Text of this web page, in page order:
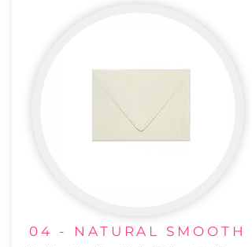
04 - NATURAL SMOOTH